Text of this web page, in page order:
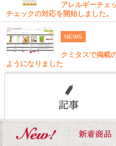
アレルギーチェ
チェックの対応を開始しました。
NEWS
クミタスで掲載
ようになりました